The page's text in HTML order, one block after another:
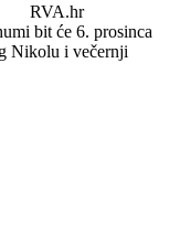
RVA.hr
bit će 6. prosinca
Nikolu i večernji